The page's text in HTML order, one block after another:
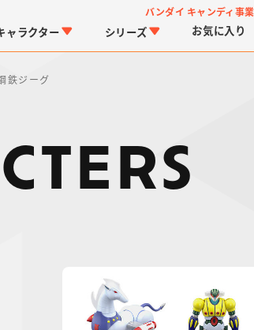
バンダイ キャンディ事
ャラクター シリーズ お気に入り
鉄ジーグ